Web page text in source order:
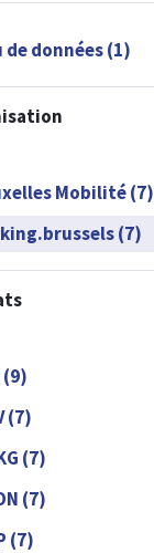
de données (1)
Mobilité (7)
(7)
(9)
(7)
(7)
(7)
(7)